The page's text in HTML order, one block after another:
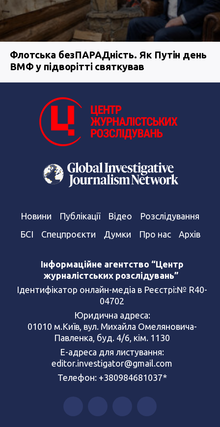
Флотська безПАРАДність. Як Путін день
ВМФ у підворітті святкував
Новини Публікації Відео
Розслідування
БСІ
Спецпроєкти Думки Про нас Архів
Інформаційне агентство “Центр
журналістських розслідувань”
Ідентифікатор онлайн-медіа в Реєстрі:№ R40-
04702
Юридична адреса:
01010 м.Київ, вул. Михайла Омеляновича-
Павленка, буд. 4/6, кім. 1130
Е-адреса для листування:
editor.investigator@gmail.com
Телефон: +380984681037*